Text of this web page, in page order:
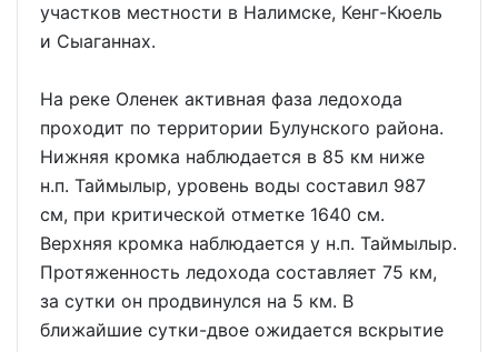
участков местности в Налимске, Кенг-Кюель
и Сыаганнах.
На реке Оленек активная фаза ледохода
проходит по территории Булунского района.
Нижняя кромка наблюдается в 85 км ниже
н.п. Таймылыр, уровень воды составил 987
см, при критической отметке 1640 см.
Верхняя кромка наблюдается у н.п. Таймылыр.
Протяженность ледохода составляет 75 км,
за сутки он продвинулся на 5 км. В
ближайшие сутки-двое ожидается вскрытие